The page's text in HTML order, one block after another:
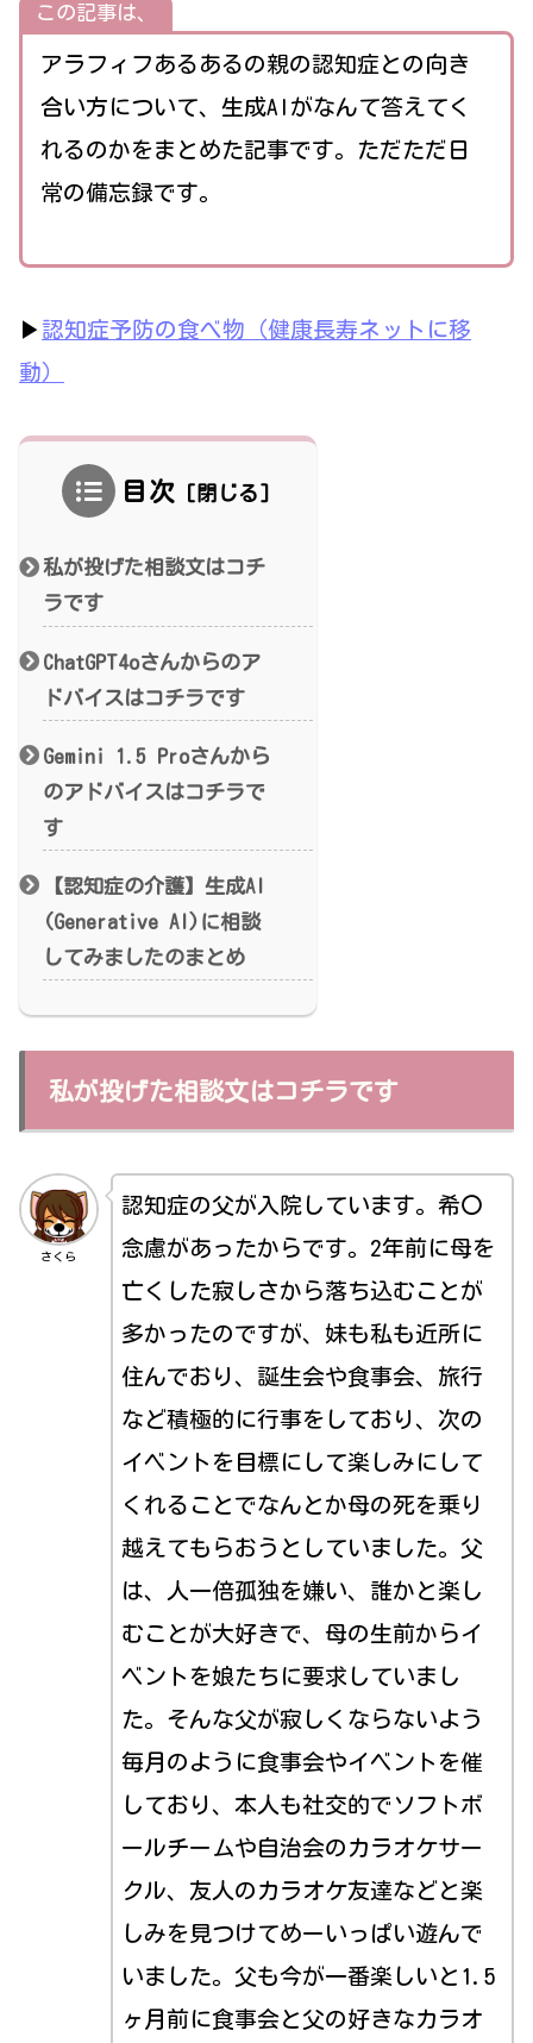
この記事は、
アラフィフあるあるの親の認知症との向き
合い方について、生成AIがなんて答えてく
れるのかをまとめた記事です。ただただ日
常の備忘録です。
▶ 認知症予防の食べ物（健康長寿ネットに移
動）
目次
私が投げた相談文はコチ
ラです
ChatGPT4oさんからのア
ドバイスはコチラです
Gemini 1.5 Proさんから
のアドバイスはコチラで
す
【認知症の介護】生成AI
(Generative AI)に相談
してみましたのまとめ
私が投げた相談文はコチラです
さくら
認知症の父が入院しています。希〇
念慮があったからです。2年前に母を
亡くした寂しさから落ち込むことが
多かったのですが、妹も私も近所に
住んでおり、誕生会や食事会、旅行
など積極的に行事をしており、次の
イベントを目標にして楽しみにして
くれることでなんとか母の死を乗り
越えてもらおうとしていました。父
は、人一倍孤独を嫌い、誰かと楽し
むことが大好きで、母の生前からイ
ベントを娘たちに要求していまし
た。そんな父が寂しくならないよう
毎月のように食事会やイベントを催
しており、本人も社交的でソフトボ
ールチームや自治会のカラオケサー
クル、友人のカラオケ友達などと楽
しみを見つけてめーいっぱい遊んで
いました。父も今が一番楽しいと1.5
ヶ月前に食事会と父の好きなカラオ